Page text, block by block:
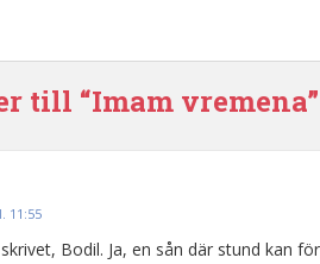
till “Imam vremena”
11:55
Bodil. Ja, en sån där stund kan